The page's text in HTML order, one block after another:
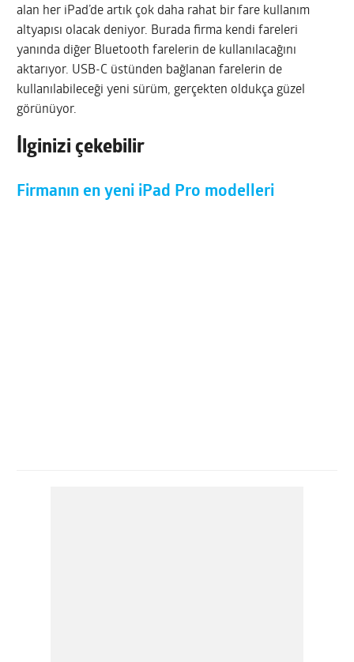
alan her iPad’de artık çok daha rahat bir fare kullanım
altyapısı olacak deniyor. Burada firma kendi fareleri
yanında diğer Bluetooth farelerin de kullanılacağını
aktarıyor. USB-C üstünden bağlanan farelerin de
kullanılabileceği yeni sürüm, gerçekten oldukça güzel
görünüyor.
İlginizi çekebilir
Firmanın en yeni iPad Pro modelleri